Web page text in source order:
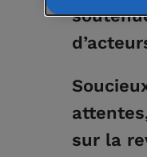
sur la